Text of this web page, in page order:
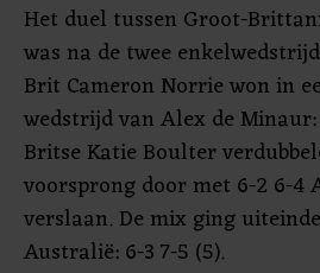
Het duel tussen Groot-
was na de twee
Brit Cameron Norrie won in
wedstrijd van Alex de Minaur:
Britse Katie Boulter
voorsprong door met 6-2 6-4
verslaan. De mix ging
Australië: 6-3 7-5 (5).